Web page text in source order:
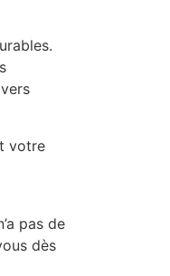
votre
pas de
dès